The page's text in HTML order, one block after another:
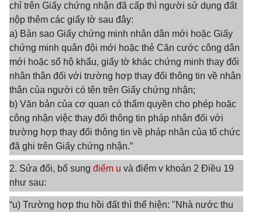
chỉ trên Giấy chứng nhận đã cấp thì người sử dụng đất
nộp thêm các giấy tờ sau đây:
a) Bản sao Giấy chứng minh nhân dân mới hoặc Giấy
chứng minh quân đội mới hoặc thẻ Căn cước công dân
mới hoặc sổ hộ khẩu, giấy tờ khác chứng minh thay đổi
nhân thân đối với trường hợp thay đổi thông tin về nhân
thân của người có tên trên Giấy chứng nhận;
b) Văn bản của cơ quan có thẩm quyền cho phép hoặc
công nhận việc thay đổi thông tin pháp nhân đối với
trường hợp thay đổi thông tin về pháp nhân của tổ chức
đã ghi trên Giấy chứng nhận.”
2. Sửa đổi, bổ sung điểm u và điểm v khoản 2 Điều 19
như sau:
“u) Trường hợp thu hồi đất thì thể hiện: "Nhà nước thu